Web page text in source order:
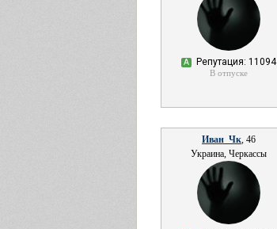
А Репутация: 11094
В отпуске
Иван_Чк, 46
Украина, Черкассы